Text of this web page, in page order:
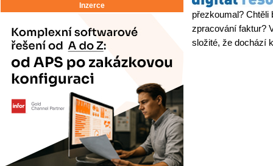
Inzerce
přezkoumal? Chtěli
zpracování faktur?
složité, že dochází